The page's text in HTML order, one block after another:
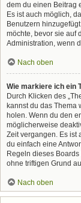
dem du einen Beitrag
Es ist auch möglich,
Benutzern
möchte, bevor sie auf
Administration, wenn
Nach oben
Wie markiere ich ein
Durch Klicken des
kannst du das Thema
holen. Wenn du den
möglicherweise
Zeit vergangen. Es ist
du einfach eine
Regeln dieses
ohne triftigen Grund
Nach oben